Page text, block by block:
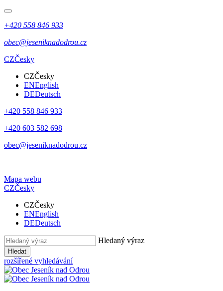
+420 558 846 933
obec@jeseniknadodrou.cz
CZČesky
CZČesky
ENEnglish
DEDeutsch
+420 558 846 933
+420 603 582 698
obec@jeseniknadodrou.cz
Mapa webu
CZČesky
CZČesky
ENEnglish
DEDeutsch
Hledaný výraz
Hledat
rozšířené vyhledávání